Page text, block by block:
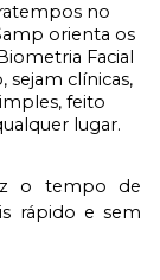
no
orienta os
Facial
sejam clínicas,
feito
lugar.
o tempo de
rápido e sem